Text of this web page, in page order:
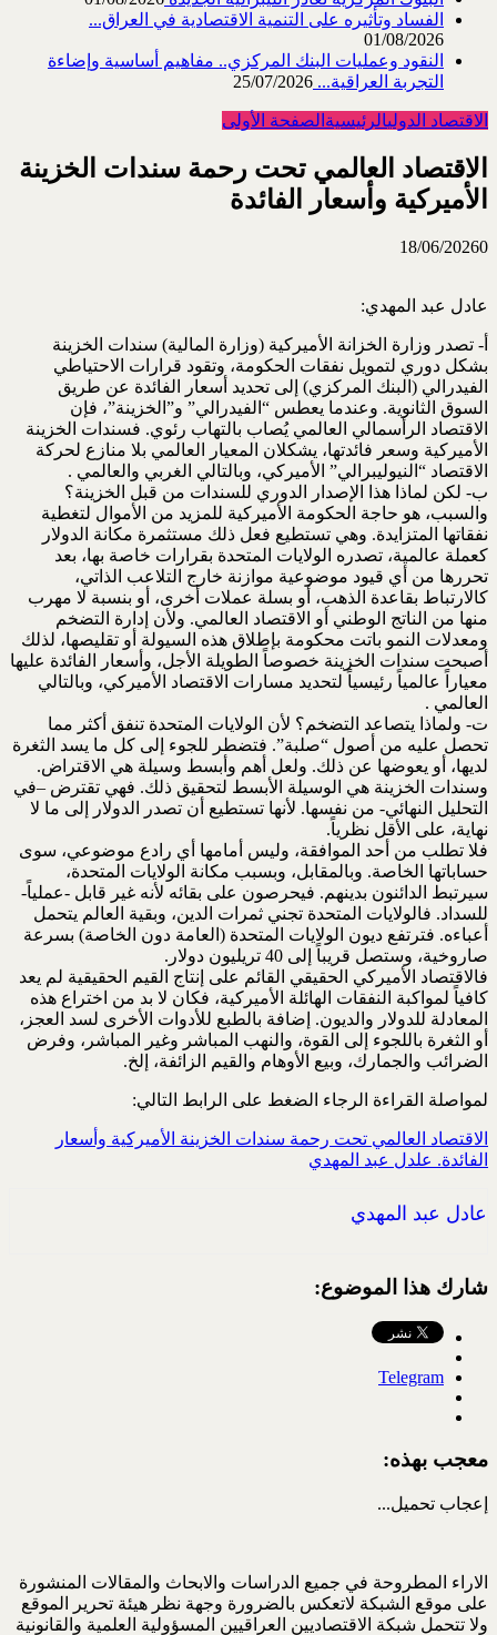
الفساد وتأثيره على التنمية الاقتصادية في العراق...
01/08/2026
النقود وعمليات البنك المركزي.. مفاهيم أساسية وإضاءة
التجربة العراقية... 25/07/2026
الاقتصاد الدوليالرئيسية الصفحة الأولى
الاقتصاد العالمي تحت رحمة سندات الخزينة
الأميركية وأسعار الفائدة
18/06/20260
عادل عبد المهدي:
أ‌- تصدر وزارة الخزانة الأميركية (وزارة المالية) سندات الخزينة
بشكل دوري لتمويل نفقات الحكومة، ‏وتقود قرارات الاحتياطي
الفيدرالي (البنك المركزي) إلى تحديد أسعار الفائدة عن طريق
السوق الثانوية. ‏وعندما يعطس “الفيدرالي” و”الخزينة”، فإن
الاقتصاد الرأسمالي العالمي يُصاب بالتهاب رئوي. فسندات ‏الخزينة
الأميركية وسعر فائدتها، يشكلان المعيار العالمي بلا منازع لحركة
الاقتصاد “النيوليبرالي” ‏الأميركي، وبالتالي الغربي والعالمي‎. ‎
ب‌- لكن لماذا هذا الإصدار الدوري للسندات من قبل الخزينة؟
والسبب، هو حاجة الحكومة الأميركية للمزيد ‏من الأموال لتغطية
نفقاتها المتزايدة. وهي تستطيع فعل ذلك مستثمرة مكانة الدولار
كعملة عالمية، تصدره ‏الولايات المتحدة بقرارات خاصة بها، بعد
تحررها من أي قيود موضوعية موازنة خارج التلاعب الذاتي،
‏كالارتباط بقاعدة الذهب، أو بسلة عملات أخرى، أو بنسبة لا مهرب
منها من الناتج الوطني أو الاقتصاد ‏العالمي. ولأن إدارة التضخم
ومعدلات النمو باتت محكومة بإطلاق هذه السيولة أو تقليصها، لذلك
أصبحت ‏سندات الخزينة خصوصاً الطويلة الأجل، وأسعار الفائدة عليها
معياراً عالمياً رئيسياً لتحديد مسارات الاقتصاد ‏الأميركي، وبالتالي
العالمي‎. ‎
ت‌- ولماذا يتصاعد التضخم؟ لأن الولايات المتحدة تنفق أكثر مما
تحصل عليه من أصول “صلبة”. فتضطر ‏للجوء إلى كل ما يسد الثغرة
لديها، أو يعوضها عن ذلك. ولعل أهم وأبسط وسيلة هي الاقتراض.
وسندات ‏الخزينة هي الوسيلة الأبسط لتحقيق ذلك. فهي تقترض –في
التحليل النهائي- من نفسها. لأنها تستطيع أن ‏تصدر الدولار إلى ما لا
نهاية، على الأقل نظرياً‎.‎
فلا تطلب من أحد الموافقة، وليس أمامها أي رادع موضوعي، سوى
حساباتها الخاصة. وبالمقابل، وبسبب ‏مكانة الولايات المتحدة،
سيرتبط الدائنون بدينهم. فيحرصون على بقائه لأنه غير قابل -عملياً-
للسداد. ‏فالولايات المتحدة تجني ثمرات الدين، وبقية العالم يتحمل
أعباءه. فترتفع ديون الولايات المتحدة (العامة دون ‏الخاصة) بسرعة
صاروخية، وستصل قريباً إلى 40 تريليون دولار‎.‎
فالاقتصاد الأميركي الحقيقي القائم على إنتاج القيم الحقيقية لم يعد
كافياً لمواكبة النفقات الهائلة الأميركية، ‏فكان لا بد من اختراع هذه
المعادلة للدولار والديون. إضافة بالطبع للأدوات الأخرى لسد العجز،
أو الثغرة ‏باللجوء إلى القوة، والنهب المباشر وغير المباشر، وفرض
الضرائب والجمارك، وبيع الأوهام والقيم الزائفة، ‏إلخ‎.‎
لمواصلة القراءة الرجاء الضغط على الرابط التالي:
الاقتصاد العالمي تحت رحمة سندات الخزينة الأميركية وأسعار
الفائدة. علدل عبد المهدي
عادل عبد المهدي
شارك هذا الموضوع:
Telegram
معجب بهذه:
إعجاب تحميل...
الاراء المطروحة في جميع الدراسات والابحاث والمقالات المنشورة
على موقع الشبكة لاتعكس بالضرورة وجهة نظر هيئة تحرير الموقع
ولا تتحمل شبكة الاقتصاديين العراقيين المسؤولية العلمية والقانونية